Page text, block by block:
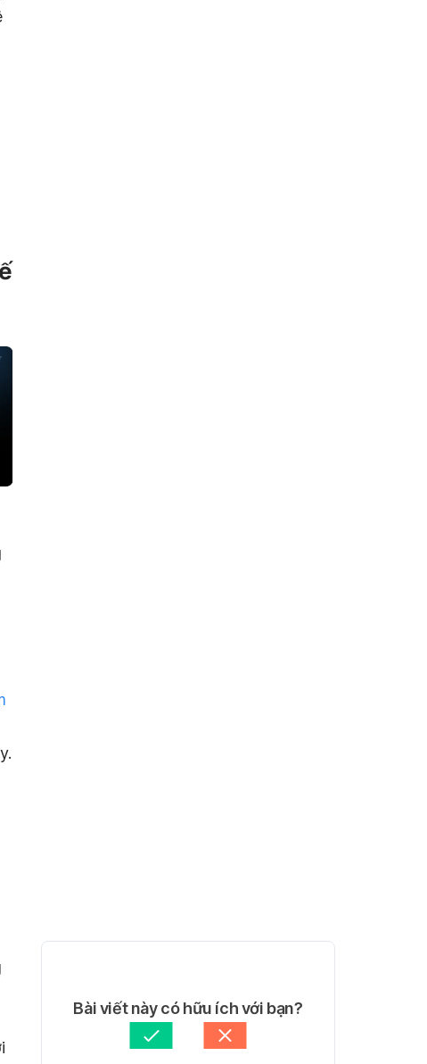
Bài viết này có hữu ích với bạn?